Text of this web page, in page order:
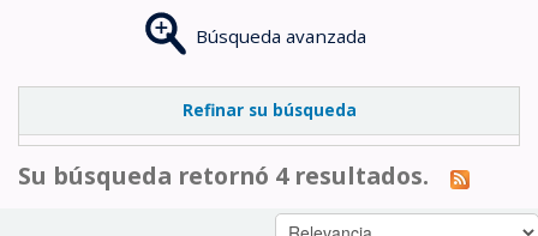
Búsqueda avanzada
Refinar su búsqueda
Su búsqueda retornó 4 resultados.